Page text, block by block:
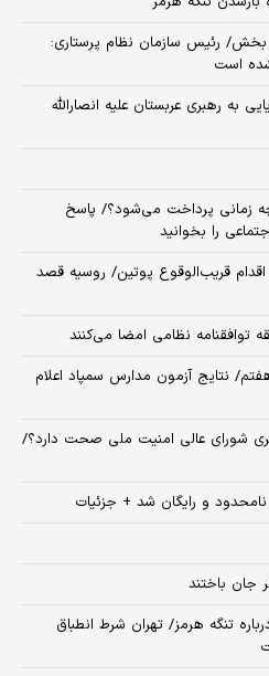
بخش/ رئیس سازمان نظام پرستاری:
است
به رهبری عربستان علیه انصارالله
زمانی پرداخت می‌شود؟/ پاسخ
را بخوانید
اقدام قریب‌الوقوع پوتین/ روسیه قصد
نتایج آزمون مدارس سمپاد اعلام
شورای عالی امنیت ملی صحت دارد؟/
و رایگان شد + جزئیات
تنگه هرمز/ تهران شرط انطباق